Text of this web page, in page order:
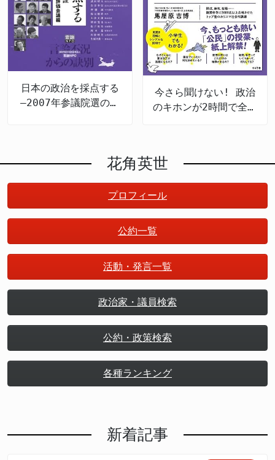
日本の政治を採点する
―2007年参議院選の公
今さら聞けない! 政治
のキホンが2時間で全部
花角英世
プロフィール
公約一覧
活動・発言一覧
政治家・議員検索
公約・政策検索
各種ランキング
新着記事